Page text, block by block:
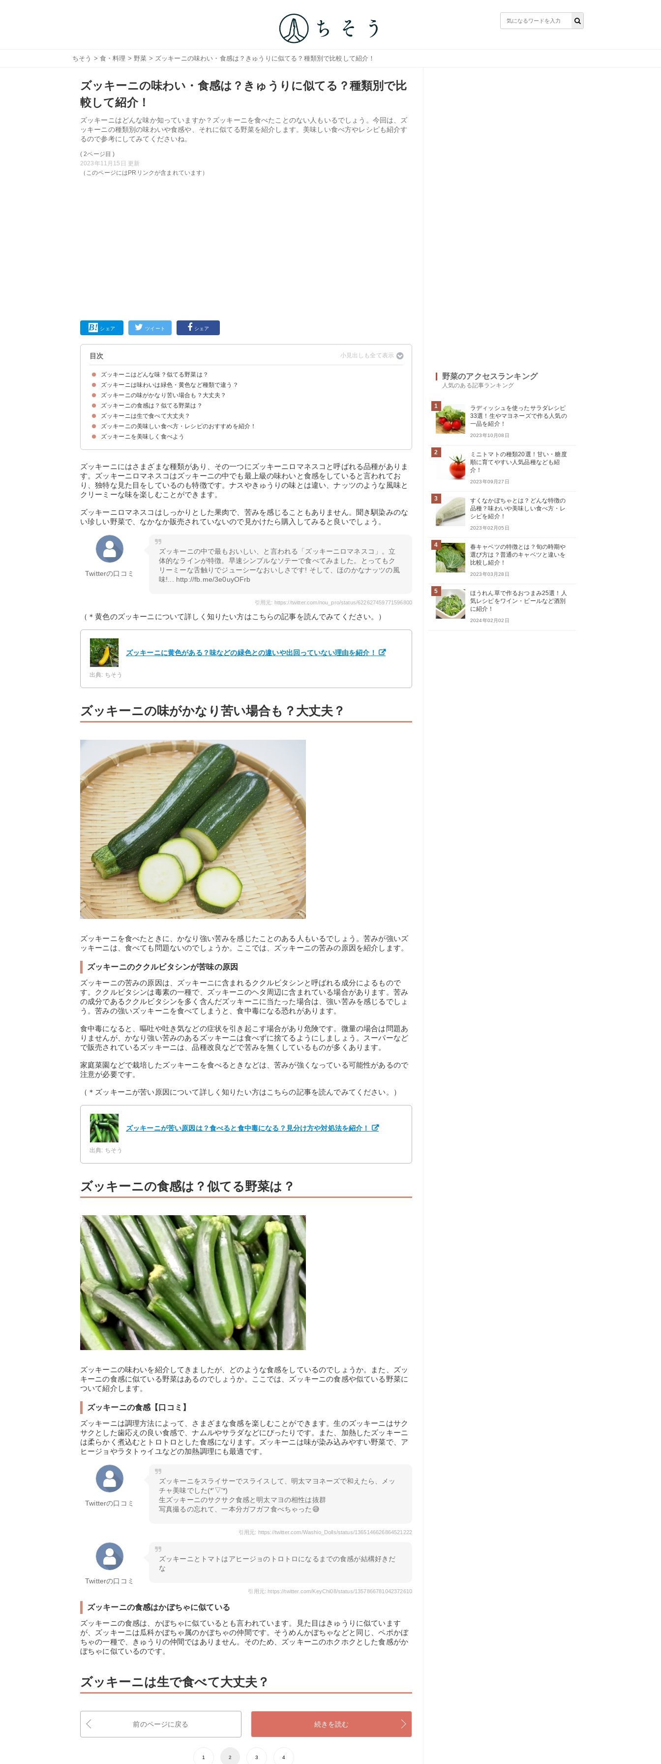
ちそう > 食・料理 > 野菜 > ズッキーニの味わい・食感は？きゅうりに似てる？種類別で比較して紹介！
ズッキーニの味わい・食感は？きゅうりに似てる？種類別で比
較して紹介！
ズッキーニはどんな味か知っていますか？ズッキーニを食べたことのない人もいるでしょう。今回は、ズ
ッキーニの種類別の味わいや食感や、それに似てる野菜を紹介します。美味しい食べ方やレシピも紹介す
るので参考にしてみてくださいね。
( 2ページ目 )
2023年11月15日 更新
（このページにはPRリンクが含まれています）
シェア ツイート シェア
目次
ズッキーニはどんな味？似てる野菜は？
ズッキーニの味【口コミ】
ズッキーニの味は「きゅうり」よりも「ナス」に似ている
ズッキーニは味わいは緑色・黄色など種類で違う？
緑色のズッキーニは黄色より苦い
黄色のズッキーニは緑色より食べやすい
ズッキーニロマネスコの味
ズッキーニの味がかなり苦い場合も？大丈夫？
ズッキーニのククルビタシンが苦味の原因
ズッキーニの食感は？似てる野菜は？
ズッキーニの食感【口コミ】
ズッキーニの食感はかぼちゃに似ている
ズッキーニは生で食べて大丈夫？
ズッキーニは生で食べられる
黄色のズッキーニの方が食べやすい
ズッキーニの美味しい食べ方・レシピのおすすめを紹介！
①ズッキーニとトマトのマリネサラダ
②ズッキーニのベーコンチーズ焼き
③ラタトゥイユ
ズッキーニを美味しく食べよう
ズッキーニにはさまざまな種類があり、その一つにズッキーニロマネスコと呼ばれる品種がありま
す。ズッキーニロマネスコはズッキーニの中でも最上級の味わいと食感をしていると言われてお
り、独特な見た目をしているのも特徴です。ナスやきゅうりの味とは違い、ナッツのような風味と
クリーミーな味を楽しむことができます。
ズッキーニロマネスコはしっかりとした果肉で、苦みを感じることもありません。聞き馴染みのな
い珍しい野菜で、なかなか販売されていないので見かけたら購入してみると良いでしょう。
Twitterの口コミ
ズッキーニの中で最もおいしい、と言われる「ズッキーニロマネスコ」。立
体的なラインが特徴。早速シンプルなソテーで食べてみました。とってもク
リーミーな舌触りでジューシーなおいしさです! そして、ほのかなナッツの風
味!... http://fb.me/3e0uyOFrb
引用元: https://twitter.com/nou_pro/status/622627459771596800
（＊黄色のズッキーニについて詳しく知りたい方はこちらの記事を読んでみてください。）
ズッキーニに黄色がある？味などの緑色との違いや出回っていない理由を紹介！
出典: ちそう
ズッキーニの味がかなり苦い場合も？大丈夫？
ズッキーニを食べたときに、かなり強い苦みを感じたことのある人もいるでしょう。苦みが強いズ
ッキーニは、食べても問題ないのでしょうか。ここでは、ズッキーニの苦みの原因を紹介します。
ズッキーニのククルビタシンが苦味の原因
ズッキーニの苦みの原因は、ズッキーニに含まれるククルビタシンと呼ばれる成分によるもので
す。ククルビタシンは毒素の一種で、ズッキーニのヘタ周辺に含まれている場合があります。苦み
の成分であるククルビタシンを多く含んだズッキーニに当たった場合は、強い苦みを感じるでしょ
う。苦みの強いズッキーニを食べてしまうと、食中毒になる恐れがあります。
食中毒になると、嘔吐や吐き気などの症状を引き起こす場合があり危険です。微量の場合は問題あ
りませんが、かなり強い苦みのあるズッキーニは食べずに捨てるようにしましょう。スーパーなど
で販売されているズッキーニは、品種改良などで苦みを無くしているものが多くあります。
家庭菜園などで栽培したズッキーニを食べるときなどは、苦みが強くなっている可能性があるので
注意が必要です。
（＊ズッキーニが苦い原因について詳しく知りたい方はこちらの記事を読んでみてください。）
ズッキーニが苦い原因は？食べると食中毒になる？見分け方や対処法を紹介！
出典: ちそう
ズッキーニの食感は？似てる野菜は？
ズッキーニの味わいを紹介してきましたが、どのような食感をしているのでしょうか。また、ズッ
キーニの食感に似ている野菜はあるのでしょうか。ここでは、ズッキーニの食感や似ている野菜に
ついて紹介します。
ズッキーニの食感【口コミ】
ズッキーニは調理方法によって、さまざまな食感を楽しむことができます。生のズッキーニはサク
サクとした歯応えの良い食感で、ナムルやサラダなどにぴったりです。また、加熱したズッキーニ
は柔らかく煮込むとトロトロとした食感になります。ズッキーニは味が染み込みやすい野菜で、ア
ヒージョやラタトゥイユなどの加熱調理にも最適です。
Twitterの口コミ
ズッキーニをスライサーでスライスして、明太マヨネーズで和えたら、メッ
チャ美味でした(*'▽'*)
生ズッキーニのサクサク食感と明太マヨの相性は抜群
写真撮るの忘れて、一本分ガフガフ食べちゃった😅
引用元: https://twitter.com/Washio_Dolls/status/1365146626864521222
Twitterの口コミ
ズッキーニとトマトはアヒージョのトロトロになるまでの食感が結構好きだ
な
引用元: https://twitter.com/KeyChi08/status/1357866781042372610
ズッキーニの食感はかぼちゃに似ている
ズッキーニの食感は、かぼちゃに似ているとも言われています。見た目はきゅうりに似ています
が、ズッキーニは瓜科かぼちゃ属のかぼちゃの仲間です。そうめんかぼちゃなどと同じ、ペポかぼ
ちゃの一種で、きゅうりの仲間ではありません。そのため、ズッキーニのホクホクとした食感がか
ぼちゃに似ているのです。
ズッキーニは生で食べて大丈夫？
前のページに戻る 続きを読む
1 2 3 4
野菜のアクセスランキング
人気のある記事ランキング
1
ラディッシュを使ったサラダレシピ
33選！生やマヨネーズで作る人気の
一品を紹介！
2023年10月08日
2
ミニトマトの種類20選！甘い・糖度
順に育てやすい人気品種なども紹
介！
2023年09月27日
3
すくなかぼちゃとは？どんな特徴の
品種？味わいや美味しい食べ方・レ
シピを紹介！
2023年02月05日
4
春キャベツの特徴とは？旬の時期や
選び方は？普通のキャベツと違いを
比較し紹介！
2023年03月28日
5
ほうれん草で作るおつまみ25選！人
気レシピをワイン・ビールなど酒別
に紹介！
2024年02月02日